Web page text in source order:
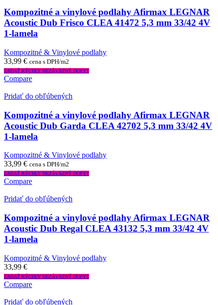
Kompozitné a vinylové podlahy Afirmax LEGNAR
Acoustic Dub Frisco CLEA 41472 5,3 mm 33/42 4V
1-lamela
Kompozitné & Vinylové podlahy
33,99 € cena s DPH/m2
ZADAŤ RÝCHLY NEZÁVÄZNÝ DOPYT
Compare
Pridať do obľúbených
Kompozitné a vinylové podlahy Afirmax LEGNAR
Acoustic Dub Garda CLEA 42702 5,3 mm 33/42 4V
1-lamela
Kompozitné & Vinylové podlahy
33,99 € cena s DPH/m2
ZADAŤ RÝCHLY NEZÁVÄZNÝ DOPYT
Compare
Pridať do obľúbených
Kompozitné a vinylové podlahy Afirmax LEGNAR
Acoustic Dub Regal CLEA 43132 5,3 mm 33/42 4V
1-lamela
Kompozitné & Vinylové podlahy
33,99 €
ZADAŤ RÝCHLY NEZÁVÄZNÝ DOPYT
Compare
Pridať do obľúbených